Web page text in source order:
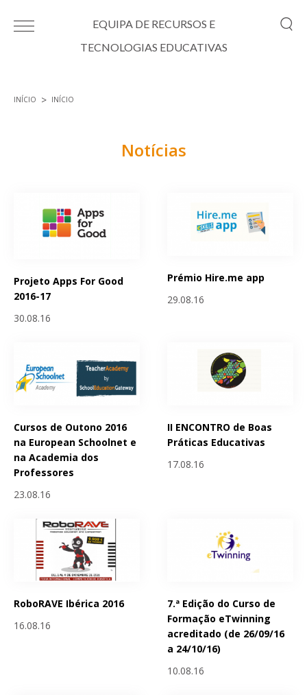
EQUIPA DE RECURSOS E
TECNOLOGIAS EDUCATIVAS
INÍCIO INÍCIO
Notícias
Projeto Apps For Good
2016-17
30.08.16
Prémio Hire.me app
29.08.16
Cursos de Outono 2016
na European Schoolnet e
na Academia dos
Professores
23.08.16
II ENCONTRO de Boas
Práticas Educativas
17.08.16
RoboRAVE Ibérica 2016
16.08.16
7.ª Edição do Curso de
Formação eTwinning
acreditado (de 26/09/16
a 24/10/16)
10.08.16
Páginas